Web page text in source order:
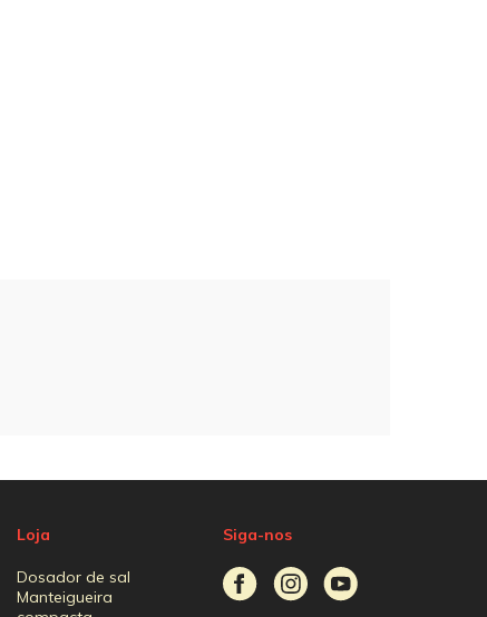
Loja
Dosador de sal
Manteigueira
Siga-nos